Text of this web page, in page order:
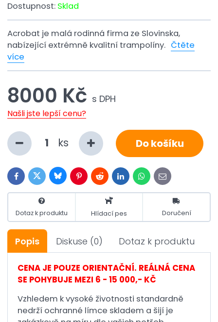
Dostupnost: Sklad
Acrobat je malá rodinná firma ze Slovinska,
nabízející extrémně kvalitní trampolíny. Čtěte
více
8000 Kč s DPH
Našli jste lepší cenu?
ks Do košíku
FacebookTwitterBlueskyPinterestRedditLinkedInWhatsApp
E-
mail
Dotaz k produktu Hlídací pes Doručení
Popis Diskuse (0) Dotaz k produktu
CENA JE POUZE ORIENTAČNÍ. REÁLNÁ CENA
SE POHYBUJE MEZI 6 - 15 000,- KČ
Vzhledem k vysoké životnosti standardně
nedrží ochranné límce skladem a šijí je